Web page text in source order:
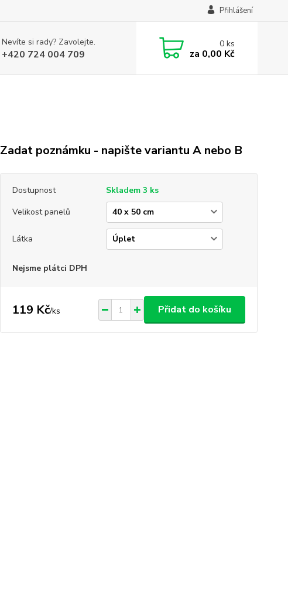
Přihlášení
Nevíte si rady? Zavolejte.
+420 724 004 709
0ks
za 0,00 Kč
Zadat poznámku - napište variantu A nebo B
Dostupnost
Skladem 3 ks
Velikost panelů
Látka
Nejsme plátci DPH
119 Kč/ks Přidat do košíku